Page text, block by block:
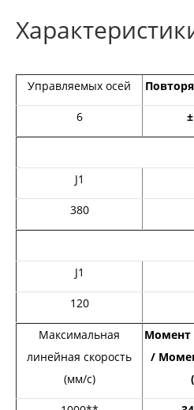
Управляемых осей
6
J1
380
J1
120
Максимальная
линейная скорость
(мм/с)
Момент
/